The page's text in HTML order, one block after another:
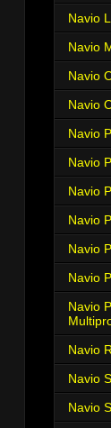
Navio
Navio
Navio
Navio
Navio
Navio
Navio
Navio
Navio
Navio
Navio
Navio
Navio
Navio